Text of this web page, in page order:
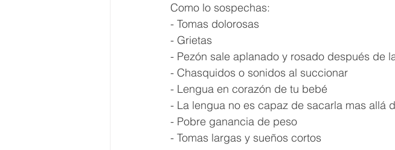
Como lo sospechas:
- Tomas dolorosas
- Grietas
- Pezón sale aplanado y rosado después de
- Chasquidos o sonidos al succionar
- Lengua en corazón de tu bebé
- La lengua no es capaz de sacarla mas allá
- Pobre ganancia de peso
- Tomas largas y sueños cortos